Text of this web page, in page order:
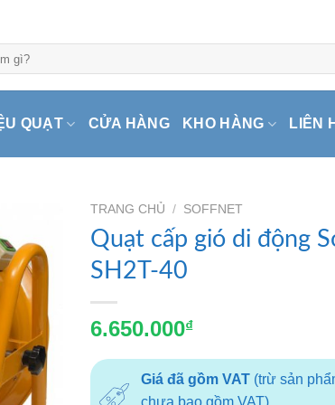
QUẠT CỬA HÀNG KHO HÀNG LIÊN
TRANG CHỦ / SOFFNET
Quạt cấp gió di động
SH2T-40
6.650.000₫
Giá đã gồm VAT(trừ sản
chưa bao gồm VAT)